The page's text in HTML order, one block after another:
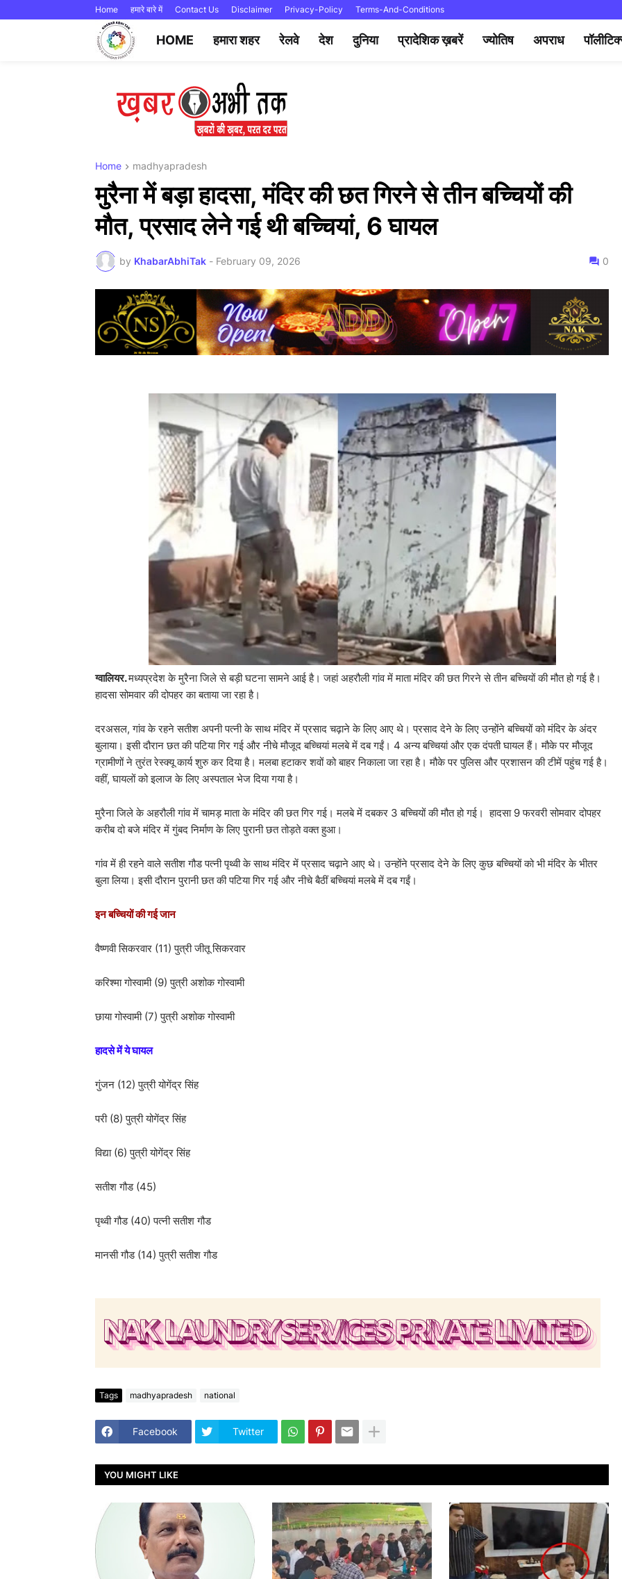
Home हमारे बारे में Contact Us Disclaimer Privacy-Policy Terms-And-Conditions
HOME हमारा शहर रेलवे देश दुनिया प्रादेशिक ख़बरें ज्योतिष अपराध
Home madhyapradesh
मुरैना में बड़ा हादसा, मंदिर की छत गिरने से तीन बच्चियों की
मौत, प्रसाद लेने गई थी बच्चियां, 6 घायल
by KhabarAbhiTak - February 09, 2026 0
ग्वालियर.मध्यप्रदेश के मुरैना जिले से बड़ी घटना सामने आई है। जहां अहरौली गांव में माता मंदिर की छत गिरने से तीन बच्चियों की मौत हो गई है।
हादसा सोमवार की दोपहर का बताया जा रहा है।
दरअसल, गांव के रहने सतीश अपनी पत्नी के साथ मंदिर में प्रसाद चढ़ाने के लिए आए थे। प्रसाद देने के लिए उन्होंने बच्चियों को मंदिर के अंदर
बुलाया। इसी दौरान छत की पटिया गिर गई और नीचे मौजूद बच्चियां मलबे में दब गईं। 4 अन्य बच्चियां और एक दंपती घायल हैं। मौके पर मौजूद
ग्रामीणों ने तुरंत रेस्क्यू कार्य शुरु कर दिया है। मलबा हटाकर शवों को बाहर निकाला जा रहा है। मौके पर पुलिस और प्रशासन की टीमें पहुंच गई है।
वहीं, घायलों को इलाज के लिए अस्पताल भेज दिया गया है।
मुरैना जिले के अहरौली गांव में चामड़ माता के मंदिर की छत गिर गई। मलबे में दबकर 3 बच्चियों की मौत हो गई। हादसा 9 फरवरी सोमवार दोपहर
करीब दो बजे मंदिर में गुंबद निर्माण के लिए पुरानी छत तोड़ते वक्त हुआ।
गांव में ही रहने वाले सतीश गौड पत्नी पृथ्वी के साथ मंदिर में प्रसाद चढ़ाने आए थे। उन्होंने प्रसाद देने के लिए कुछ बच्चियों को भी मंदिर के भीतर
बुला लिया। इसी दौरान पुरानी छत की पटिया गिर गई और नीचे बैठीं बच्चियां मलबे में दब गईं।
इन बच्चियों की गई जान
वैष्णवी सिकरवार (11) पुत्री जीतू सिकरवार
करिश्मा गोस्वामी (9) पुत्री अशोक गोस्वामी
छाया गोस्वामी (7) पुत्री अशोक गोस्वामी
हादसे में ये घायल
गुंजन (12) पुत्री योगेंद्र सिंह
परी (8) पुत्री योगेंद्र सिंह
विद्या (6) पुत्री योगेंद्र सिंह
सतीश गौड (45)
पृथ्वी गौड (40) पत्नी सतीश गौड
मानसी गौड (14) पुत्री सतीश गौड
Tags madhyapradesh national
Facebook Twitter
YOU MIGHT LIKE